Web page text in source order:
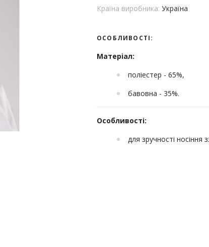
Країна виробника: Україна
ОСОБЛИВОСТІ:
Матеріал:
поліестер - 65%,
бавовна - 35%.
Особливості:
для зручності носіння